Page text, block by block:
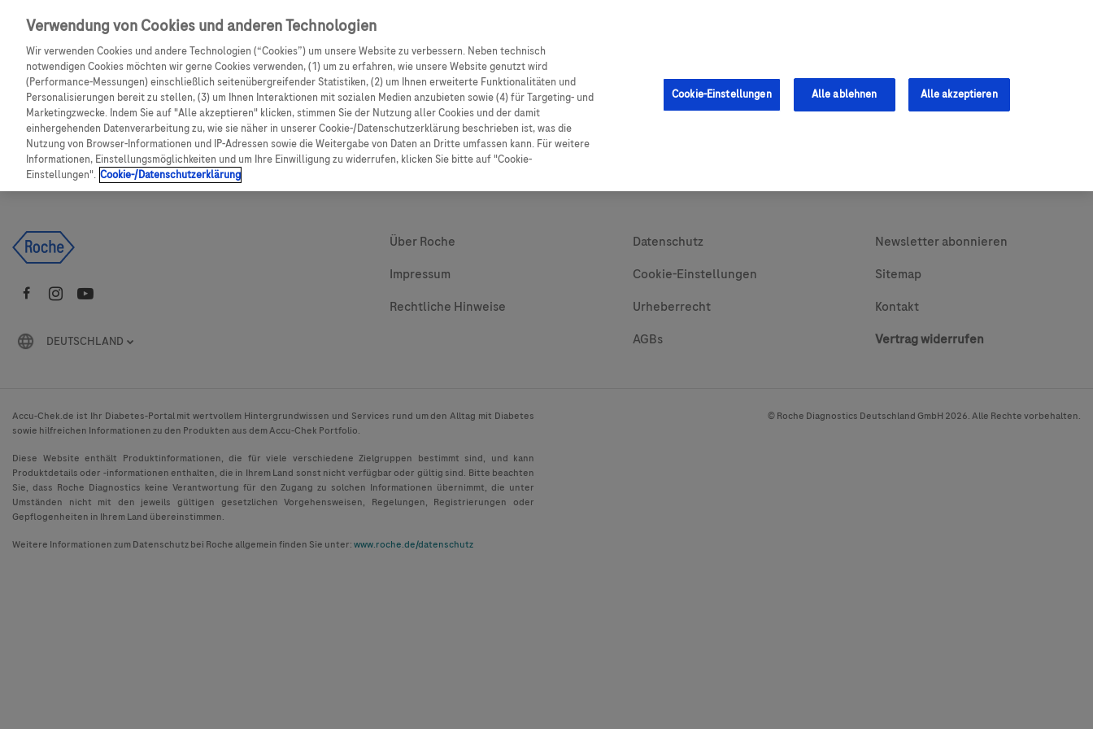
Skip to main content
CGM Testsensor bestellen CGM Sensor Produkte Ratgeber Diabetes
Produkte Artikel
Es tut uns leid, aber es gibt keine Ergebnisse für:
DEUTSCHLAND
Über Roche
Impressum
Rechtliche Hinweise
Datenschutz
Cookie-Einstellungen
Urheberrecht
AGBs
Newsletter abonnieren
Sitemap
Kontakt
Vertrag widerrufen
Accu-Chek.de ist Ihr Diabetes-Portal mit wertvollem Hintergrundwissen und Services rund um den Alltag mit Diabetes
sowie hilfreichen Informationen zu den Produkten aus dem Accu-Chek Portfolio.
Diese Website enthält Produktinformationen, die für viele verschiedene Zielgruppen bestimmt sind, und kann
Produktdetails oder -informationen enthalten, die in Ihrem Land sonst nicht verfügbar oder gültig sind. Bitte beachten
Sie, dass Roche Diagnostics keine Verantwortung für den Zugang zu solchen Informationen übernimmt, die unter
Umständen nicht mit den jeweils gültigen gesetzlichen Vorgehensweisen, Regelungen, Registrierungen oder
Gepflogenheiten in Ihrem Land übereinstimmen.
Weitere Informationen zum Datenschutz bei Roche allgemein finden Sie unter:www.roche.de/datenschutz
© Roche Diagnostics Deutschland GmbH 2026. Alle Rechte vorbehalten.
Verwendung von Cookies und anderen Technologien
Wir verwenden Cookies und andere Technologien (“Cookies”) um unsere Website zu verbessern. Neben technisch
notwendigen Cookies möchten wir gerne Cookies verwenden, (1) um zu erfahren, wie unsere Website genutzt wird
(Performance-Messungen) einschließlich seitenübergreifender Statistiken, (2) um Ihnen erweiterte Funktionalitäten und
Personalisierungen bereit zu stellen, (3) um Ihnen Interaktionen mit sozialen Medien anzubieten sowie (4) für Targeting- und
Marketingzwecke. Indem Sie auf "Alle akzeptieren" klicken, stimmen Sie der Nutzung aller Cookies und der damit
einhergehenden Datenverarbeitung zu, wie sie näher in unserer Cookie-/Datenschutzerklärung beschrieben ist, was die
Nutzung von Browser-Informationen und IP-Adressen sowie die Weitergabe von Daten an Dritte umfassen kann. Für weitere
Informationen, Einstellungsmöglichkeiten und um Ihre Einwilligung zu widerrufen, klicken Sie bitte auf "Cookie-
Einstellungen". Cookie-/Datenschutzerklärung
Cookie-Einstellungen Alle ablehnen Alle akzeptieren